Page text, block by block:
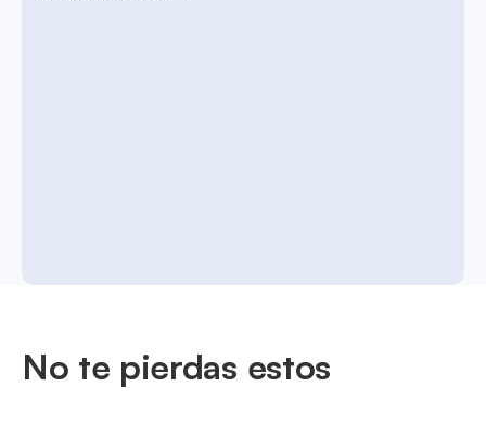
No te pierdas estos